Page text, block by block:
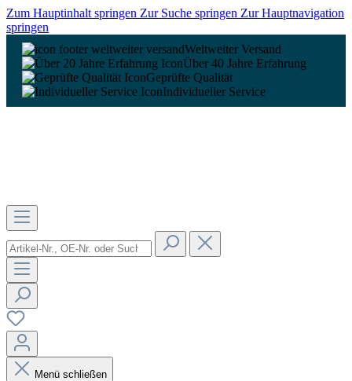
Zum Hauptinhalt springen Zur Suche springen Zur Hauptnavigation
springen
Weltweiter Versand
Über 40 Jahre Erfahrung
Geprüfte Qualität
Individueller Service
Menü schließen